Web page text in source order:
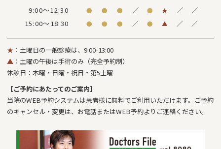
9:00～12:30 ● ● ● ／ ● ★ ／
／
15:00～18:30
● ● ● ／ ● ▲ ／ ／
★ ：土曜日の一般診療は、9:00-13:00
▲ ：土曜の午後は手術のみ（完全予約制）
休診日：木曜・日曜・祝日・第5土曜
【ご予約にあたってのご案内】
当院のWEB予約システムは患者様に無料でご利用いただけます。ご予約
のキャンセル・変更は、お電話またはWEB予約よりご連絡ください。